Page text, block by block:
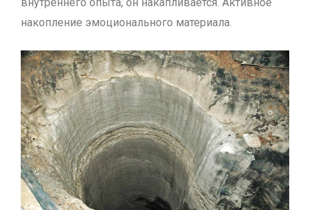
накопление эмоционального материала.